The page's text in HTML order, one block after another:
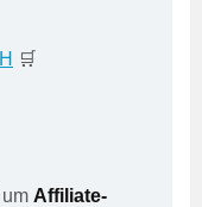
🛒
Affiliate-